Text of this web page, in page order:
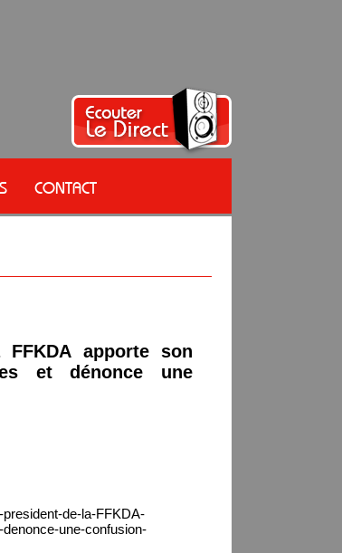
CONTACT
apporte son
et dénonce une
de-la-FFKDA-
une-confusion-